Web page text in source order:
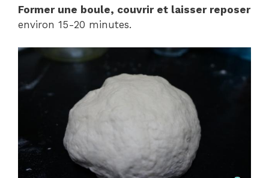
Former une boule, couvrir et laisser reposer
environ 15-20 minutes.